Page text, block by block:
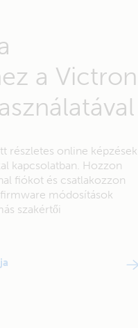
a Victron
részletes online képzések
kapcsolatban. Hozzon
fiókot és csatlakozzon
módosítások
szakértői